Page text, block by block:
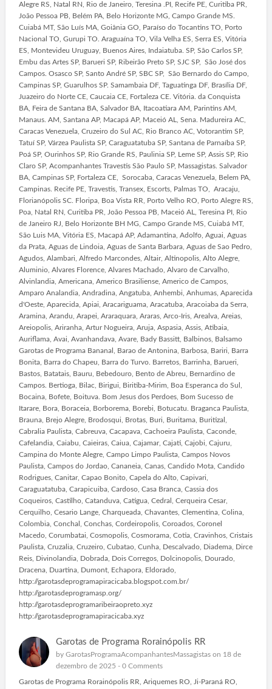
Alegre RS, Natal RN, Rio de Janeiro, Teresina .PI, Recife PE, Curitiba PR,
João Pessoa PB, Belém PA, Belo Horizonte MG, Campo Grande MS.
Cuiabá MT, São Luís MA, Goiânia GO, Paraíso do Tocantins TO, Porto
Nacional TO, Gurupi TO. Araguaína TO, Vila Velha ES, Serra ES, Vitória
ES, Montevideu Uruguay, Buenos Aires, Indaiatuba. SP, São Carlos SP,
Embu das Artes SP, Barueri SP, Ribeirão Preto SP, SJC SP, São José dos
Campos. Osasco SP, Santo André SP, SBC SP, São Bernardo do Campo,
Campinas SP, Guarulhos SP. Samambaia DF, Taguatinga DF, Brasília DF,
Juazeiro do Norte CE, Caucaia CE, Fortaleza CE. Vitória. da Conquista
BA, Feira de Santana BA, Salvador BA, Itacoatiara AM, Parintins AM,
Manaus. AM, Santana AP, Macapá AP, Maceió AL, Sena. Madureira AC,
Caracas Venezuela, Cruzeiro do Sul AC, Rio Branco AC, Votorantim SP,
Tatuí SP, Várzea Paulista SP, Caraguatatuba SP, Santana de Parnaíba SP,
Poá SP, Ourinhos SP, Rio Grande RS, Paulinia SP, Leme SP, Assis SP, Rio
Claro SP, Acompanhantes Travestis São Paulo SP, Massagistas. Salvador
BA, Campinas SP, Fortaleza CE, Sorocaba, Caracas Venezuela, Belem PA,
Campinas. Recife PE, Travestis, Transex, Escorts, Palmas TO, Aracaju,
Florianópolis SC. Floripa, Boa Vista RR, Porto Velho RO, Porto Alegre RS,
Poa, Natal RN, Curitiba PR, João Pessoa PB, Maceió AL, Teresina PI, Rio
de Janeiro RJ, Belo Horizonte BH MG, Campo Grande MS, Cuiabá MT,
São Luis MA, Vitória ES, Macapá AP, Adamantina, Adolfo, Aguai, Aguas
da Prata, Aguas de Lindoia, Aguas de Santa Barbara, Aguas de Sao Pedro,
Agudos, Alambari, Alfredo Marcondes, Altair, Altinopolis, Alto Alegre,
Aluminio, Alvares Florence, Alvares Machado, Alvaro de Carvalho,
Alvinlandia, Americana, Americo Brasiliense, Americo de Campos,
Amparo Analandia, Andradina, Angatuba, Anhembi, Anhumas, Aparecida
d'Oeste, Aparecida, Apiai, Aracariguama, Aracatuba, Aracoiaba da Serra,
Aramina, Arandu, Arapei, Araraquara, Araras, Arco-Iris, Arealva, Areias,
Areiopolis, Ariranha, Artur Nogueira, Aruja, Aspasia, Assis, Atibaia,
Auriflama, Avai, Avanhandava, Avare, Bady Bassitt, Balbinos, Balsamo
Garotas de Programa Bananal, Barao de Antonina, Barbosa, Bariri, Barra
Bonita, Barra do Chapeu, Barra do Turvo. Barretos, Barrinha, Barueri,
Bastos, Batatais, Bauru, Bebedouro, Bento de Abreu, Bernardino de
Campos. Bertioga, Bilac, Birigui, Biritiba-Mirim, Boa Esperanca do Sul,
Bocaina, Bofete, Boituva. Bom Jesus dos Perdoes, Bom Sucesso de
Itarare, Bora, Boraceia, Borborema, Borebi, Botucatu. Braganca Paulista,
Brauna, Brejo Alegre, Brodosqui, Brotas, Buri, Buritama, Buritizal,
Cabralia Paulista, Cabreuva, Cacapava, Cachoeira Paulista, Caconde,
Cafelandia, Caiabu, Caieiras, Caiua, Cajamar, Cajati, Cajobi, Cajuru,
Campina do Monte Alegre, Campo Limpo Paulista, Campos Novos
Paulista, Campos do Jordao, Cananeia, Canas, Candido Mota, Candido
Rodrigues, Canitar, Capao Bonito, Capela do Alto, Capivari,
Caraguatatuba, Carapicuiba, Cardoso, Casa Branca, Cassia dos
Coqueiros, Castilho, Catanduva, Catigua, Cedral, Cerqueira Cesar,
Cerquilho, Cesario Lange, Charqueada, Chavantes, Clementina, Colina,
Colombia, Conchal, Conchas, Cordeiropolis, Coroados, Coronel
Macedo, Corumbatai, Cosmopolis, Cosmorama, Cotia, Cravinhos, Cristais
Paulista, Cruzalia, Cruzeiro, Cubatao, Cunha, Descalvado, Diadema, Dirce
Reis, Divinolandia, Dobrada, Dois Corregos, Dolcinopolis, Dourado,
Dracena, Duartina, Dumont, Echapora, Eldorado,
http://garotasdeprogramapiracicaba.blogspot.com.br/
http://garotasdeprogramasp.org/
http://garotasdeprogramaribeiraopreto.xyz
http://garotasdeprogramapiracicaba.xyz
Garotas de Programa Rorainópolis RR
by GarotasProgramaAcompanhantesMassagistason 18 de
dezembro de 2025 - 0 Comments
Garotas de Programa Rorainópolis RR, Ariquemes RO, Ji-Paraná RO,